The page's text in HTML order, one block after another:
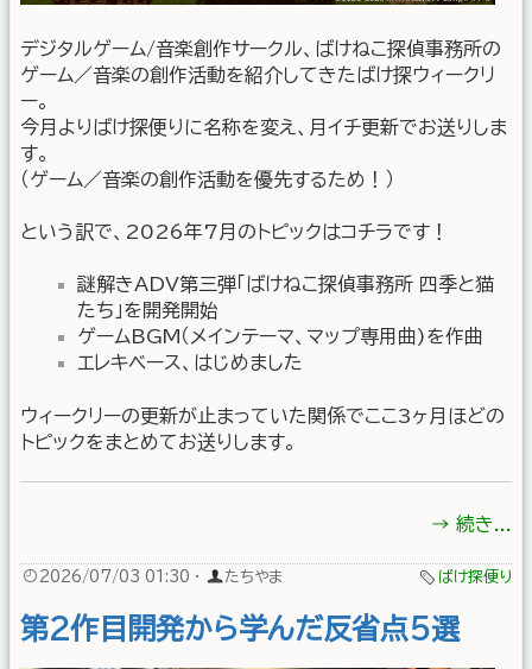
デジタルゲーム/音楽創作サークル、ばけねこ探偵事務所の
ゲーム／音楽の創作活動を紹介してきたばけ探ウィークリ
ー。
今月よりばけ探便りに名称を変え、月イチ更新でお送りしま
す。
（ゲーム／音楽の創作活動を優先するため！）
という訳で、2026年7月のトピックはコチラです！
謎解きADV第三弾「ばけねこ探偵事務所 四季と猫
たち」を開発開始
ゲームBGM（メインテーマ、マップ専用曲)を作曲
エレキベース、はじめました
ウィークリーの更新が止まっていた関係でここ3ヶ月ほどの
トピックをまとめてお送りします。
→ 続き...
2026/07/03 01:30 · たちやま ばけ探便り
第2作目開発から学んだ反省点5選